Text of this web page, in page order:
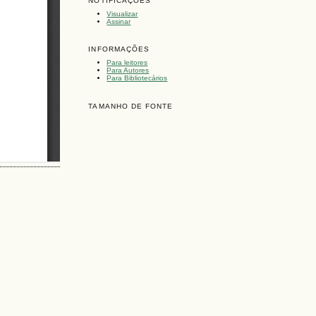
Visualizar
Assinar
INFORMAÇÕES
Para leitores
Para Autores
Para Bibliotecários
TAMANHO DE FONTE